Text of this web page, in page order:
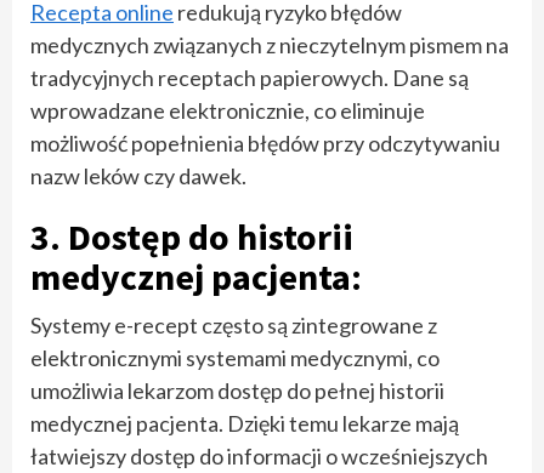
Recepta online redukują ryzyko błędów
medycznych związanych z nieczytelnym pismem na
tradycyjnych receptach papierowych. Dane są
wprowadzane elektronicznie, co eliminuje
możliwość popełnienia błędów przy odczytywaniu
nazw leków czy dawek.
3. Dostęp do historii
medycznej pacjenta:
Systemy e-recept często są zintegrowane z
elektronicznymi systemami medycznymi, co
umożliwia lekarzom dostęp do pełnej historii
medycznej pacjenta. Dzięki temu lekarze mają
łatwiejszy dostęp do informacji o wcześniejszych